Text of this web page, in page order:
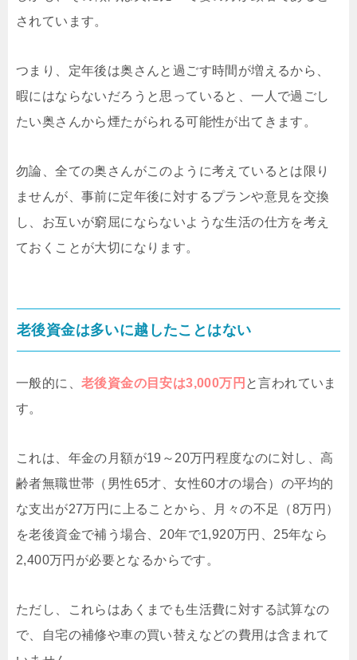
されています。
つまり、定年後は奥さんと過ごす時間が増えるから、
暇にはならないだろうと思っていると、一人で過ごし
たい奥さんから煙たがられる可能性が出てきます。
勿論、全ての奥さんがこのように考えているとは限り
ませんが、事前に定年後に対するプランや意見を交換
し、お互いが窮屈にならないような生活の仕方を考え
ておくことが大切になります。
老後資金は多いに越したことはない
一般的に、 老後資金の目安は3,000万円 と言われていま
す。
これは、年金の月額が19～20万円程度なのに対し、高
齢者無職世帯（男性65才、女性60才の場合）の平均的
な支出が27万円に上ることから、月々の不足（8万円）
を老後資金で補う場合、20年で1,920万円、25年なら
2,400万円が必要となるからです。
ただし、これらはあくまでも生活費に対する試算なの
で、自宅の補修や車の買い替えなどの費用は含まれて